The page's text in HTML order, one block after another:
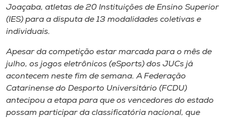
Editora
Rádio
Museu
Unoesc
Store
Joaçaba, atletas de 20 Instituições de Ensino Superior
(IES) para a disputa de 13 modalidades coletivas e
individuais.
Apesar da competição estar marcada para o mês de
julho, os jogos eletrônicos (eSports) dos JUCs já
acontecem neste fim de semana. A Federação
Catarinense do Desporto Universitário (FCDU)
antecipou a etapa para que os vencedores do estado
possam participar da classificatória nacional, que